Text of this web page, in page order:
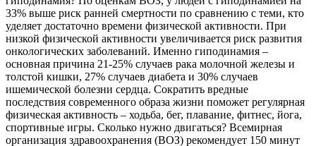
33% выше риск ранней смертности по сравнению с теми, кто
уделяет достаточно времени физической активности. При
низкой физической активности увеличивается риск развития
онкологических заболеваний. Именно гиподинамия –
основная причина 21-25% случаев рака молочной железы и
толстой кишки, 27% случаев диабета и 30% случаев
ишемической болезни сердца. Сократить вредные
последствия современного образа жизни поможет регулярная
физическая активность – ходьба, бег, плавание, фитнес, йога,
спортивные игры. Сколько нужно двигаться? Всемирная
организация здравоохранения (ВОЗ) рекомендует 150 минут